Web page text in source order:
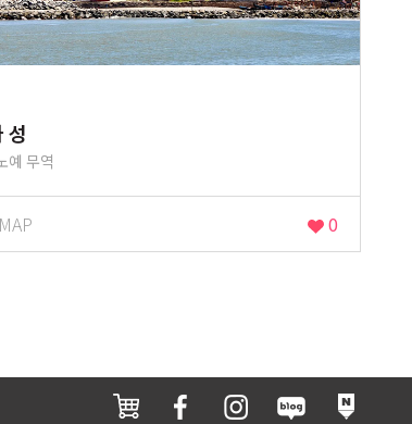
성
예 무역
0